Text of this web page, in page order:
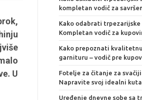
U
kompletan vodič za
Kako odabrati trpezarijske
Kompletan vodič za
Kako prepoznati
garnituru – vodič pre
Fotelje za čitanje za svačiji
Napravite svoj idealni
Uređenje dnevne sobe sa